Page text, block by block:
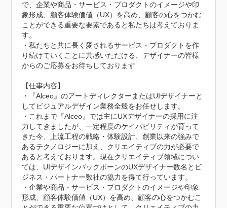
で、企業や商品・サービス・プロダクトのイメージや印
象形成、顧客体験価値（UX）を高め、顧客の心をつかむ
ことができる重要な要素であると私たちは考えておりま
す。
・私たちと共に長く愛されるサービス・プロダクトを作
り続けていくことに共感いただける、デザイナーの皆様
からのご応募をお待ちしております
【仕事内容】
・『Alceo』のアートディレクターまたはUIデザイナーと
してビジュアルデザイン業務全般をお任せします。
・これまで『Alceo』では主にUXデザイナーの採用に注
力してきましたが、一定程度のケイパビリティが育って
きた今、上流工程の戦略・体験設計、創業以来の強みで
あるテクノロジーに加え、クリエイティブの力が必要で
あると考えております。現在クリエイティブ領域につい
ては、UIデザインバックボーンのUXデザイナー数名とビ
ジネス・パートナー数社の協力を得て行っています。
・企業や商品・サービス・プロダクトのイメージや印象
形成、顧客体験価値（UX）を高め、顧客の心をつかむこ